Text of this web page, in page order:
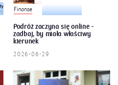
Finanse
Podróż zaczyna się online -
zadbaj, by miała właściwy
kierunek
2026-06-29